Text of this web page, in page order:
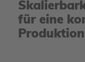
Sie der
um
für eine
Produktion